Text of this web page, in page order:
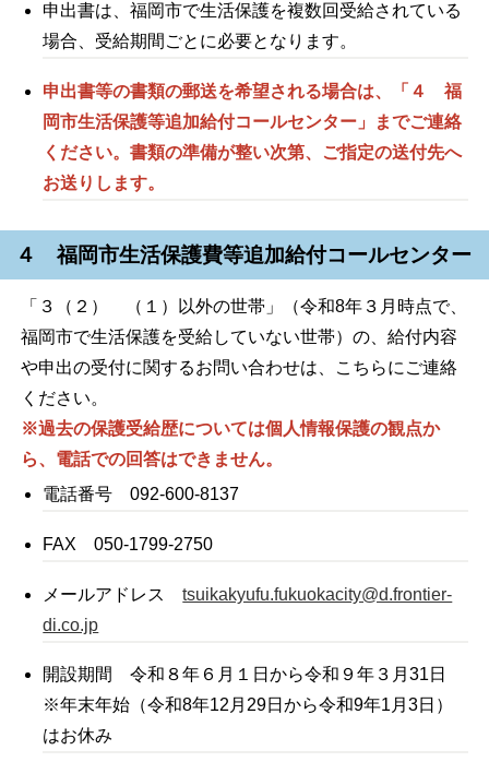
申出書は、福岡市で生活保護を複数回受給されている
場合、受給期間ごとに必要となります。
申出書等の書類の郵送を希望される場合は、「４ 福
岡市生活保護等追加給付コールセンター」までご連絡
ください。書類の準備が整い次第、ご指定の送付先へ
お送りします。
４ 福岡市生活保護費等追加給付コールセンター
「３（２） （１）以外の世帯」（令和8年３月時点で、
福岡市で生活保護を受給していない世帯）の、給付内容
や申出の受付に関するお問い合わせは、こちらにご連絡
ください。
※過去の保護受給歴については個人情報保護の観点か
ら、電話での回答はできません。
電話番号 092-600-8137
FAX 050-1799-2750
メールアドレスtsuikakyufu.fukuokacity@d.frontier-
di.co.jp
開設期間 令和８年６月１日から令和９年３月31日
※年末年始（令和8年12月29日から令和9年1月3日）
はお休み